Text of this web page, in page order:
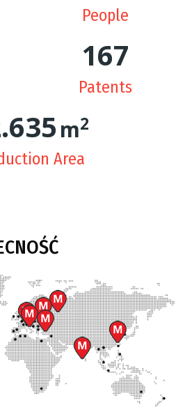
People
169
Patents
m2
Area